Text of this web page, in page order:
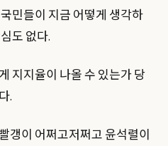
민들이 지금 어떻게 생각하
도 없다.
지지율이 나올 수 있는가 당
.
갱이 어쩌고저쩌고 윤석렬이